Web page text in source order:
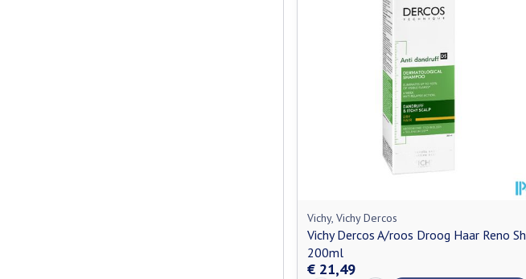
Vichy, Vichy Dercos
Vichy Dercos A/roos Droog Haar Reno Sh
200ml
€ 21,49